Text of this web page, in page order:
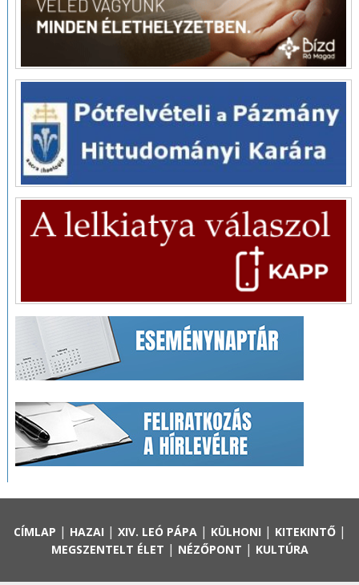
CÍMLAP | HAZAI | XIV. LEÓ PÁPA| KÜLHONI | KITEKINTŐ|
MEGSZENTELT ÉLET | NÉZŐPONT | KULTÚRA